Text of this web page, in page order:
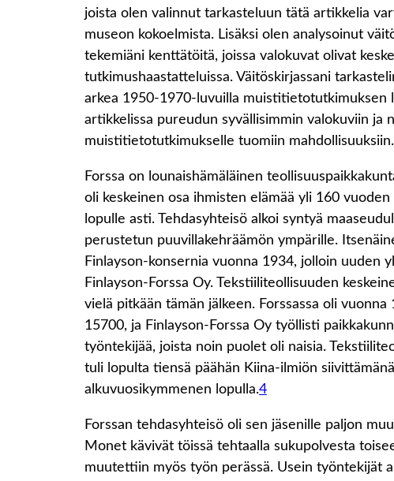
joista olen valinnut tarkasteluun tätä artikkelia
museon kokoelmista. Lisäksi olen analysoinut
tekemiäni kenttätöitä, joissa valokuvat olivat
tutkimushaastatteluissa. Väitöskirjassani
arkea 1950-1970-luvuilla muistitietotutkimuksen
artikkelissa pureudun syvällisimmin valokuviin ja
muistitietotutkimukselle tuomiin mahdollisuuksiin.
Forssa on lounaishämäläinen
oli keskeinen osa ihmisten elämää yli 160
lopulle asti. Tehdasyhteisö alkoi syntyä
perustetun puuvillakehräämön ympärille.
Finlayson-konsernia vuonna 1934, jolloin uuden
Finlayson-Forssa Oy. Tekstiiliteollisuuden
vielä pitkään tämän jälkeen. Forssassa oli vuonna
15700, ja Finlayson-Forssa Oy työllisti
työntekijää, joista noin puolet oli naisia.
tuli lopulta tiensä päähän Kiina-ilmiön
alkuvuosikymmenen lopulla.4
Forssan tehdasyhteisö oli sen jäsenille paljon
Monet kävivät töissä tehtaalla sukupolvesta
muutettiin myös työn perässä. Usein työntekijät